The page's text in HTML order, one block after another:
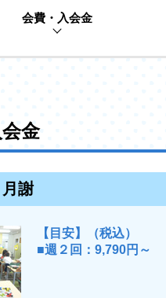
会費・入会金
金
謝
【目安】（税込）
■週２回：9,790円～